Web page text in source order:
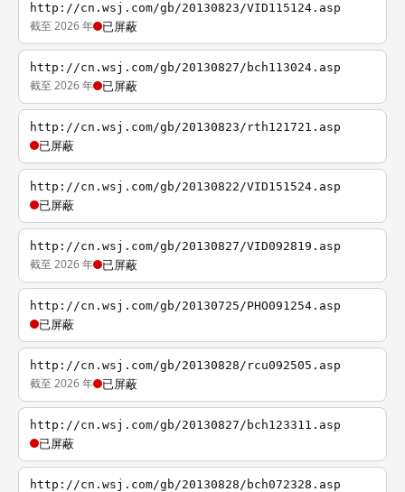
http://cn.wsj.com/gb/20130823/VID115124.asp
截至 2026 年 已屏蔽
http://cn.wsj.com/gb/20130827/bch113024.asp
截至 2026 年 已屏蔽
http://cn.wsj.com/gb/20130823/rth121721.asp
已屏蔽
http://cn.wsj.com/gb/20130822/VID151524.asp
已屏蔽
http://cn.wsj.com/gb/20130827/VID092819.asp
截至 2026 年 已屏蔽
http://cn.wsj.com/gb/20130725/PHO091254.asp
已屏蔽
http://cn.wsj.com/gb/20130828/rcu092505.asp
截至 2026 年 已屏蔽
http://cn.wsj.com/gb/20130827/bch123311.asp
已屏蔽
http://cn.wsj.com/gb/20130828/bch072328.asp